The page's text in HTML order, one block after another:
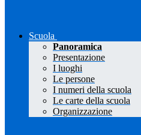
Scuola
Panoramica
Presentazione
I luoghi
Le persone
I numeri della scuola
Le carte della scuola
Organizzazione